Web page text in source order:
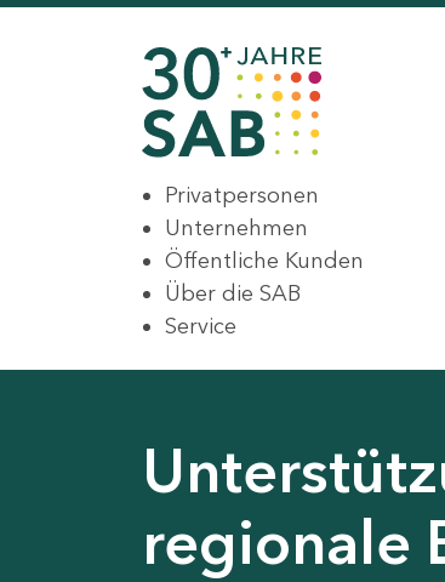
Privatpersonen
Unternehmen
Öffentliche Kunden
Über die SAB
Service
regionale